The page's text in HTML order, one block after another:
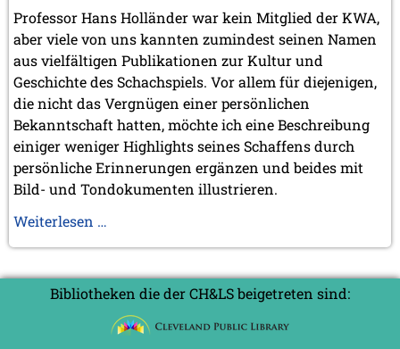
2021
Dezember 2021 (1 Eintrag)
November 2021 (1 Eintrag)
Oktober 2021 (1 Eintrag)
August 2021 (1 Eintrag)
2019
Oktober 2019 (1 Eintrag)
Mai 2019 (1 Eintrag)
2017
Juni 2017 (1 Eintrag)
2012
Mai 2012 (1 Eintrag)
April 2012 (6 Einträge)
März 2012 (2 Einträge)
Februar 2012 (3 Einträge)
Professor Hans Holländer war kein Mitglied der KWA,
aber viele von uns kannten zumindest seinen Namen
aus vielfältigen Publikationen zur Kultur und
Geschichte des Schachspiels. Vor allem für diejenigen,
die nicht das Vergnügen einer persönlichen
Bekanntschaft hatten, möchte ich eine Beschreibung
einiger weniger Highlights seines Schaffens durch
persönliche Erinnerungen ergänzen und beides mit
Bild- und Tondokumenten illustrieren.
Weiterlesen …
Holländer
Bibliotheken die der CH&LS beigetreten sind: